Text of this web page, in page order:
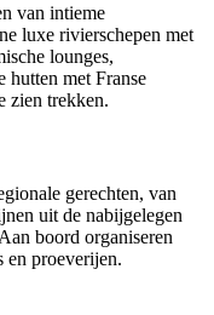
van intieme
luxe rivierschepen met
lounges,
hutten met Franse
zien trekken.
gerechten, van
uit de nabijgelegen
boord organiseren
en proeverijen.